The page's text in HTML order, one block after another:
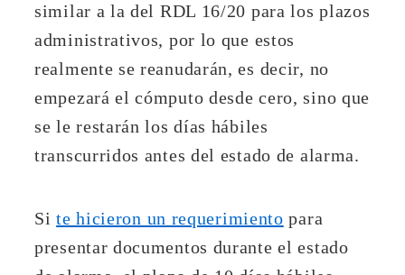
similar a la del RDL 16/20 para los plazos
administrativos, por lo que estos
realmente se reanudarán, es decir, no
empezará el cómputo desde cero, sino que
se le restarán los días hábiles
transcurridos antes del estado de alarma.
Site hicieron un requerimiento para
presentar documentos durante el estado